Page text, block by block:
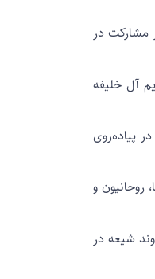
مشارکت در
آل خلیفه
در پیاده‌روی
روحانیون و
شیعه در